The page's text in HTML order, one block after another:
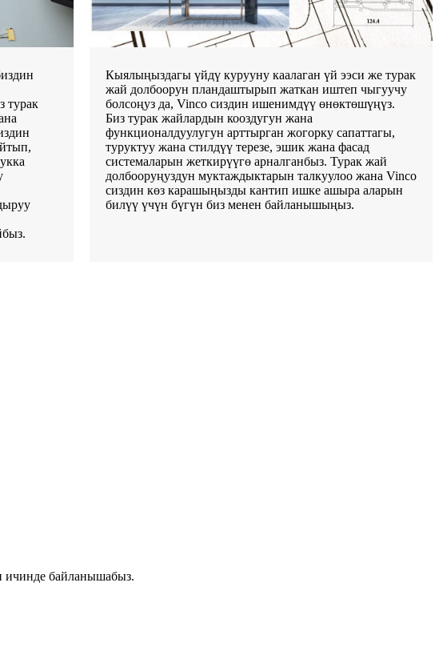
турак
Кыялыңыздагы үйдү курууну каалаган үй ээси же турак
жай долбоорун пландаштырып жаткан иштеп чыгуучу
болсоңуз да, Vinco сиздин ишенимдүү өнөктөшүңүз.
Биз турак жайлардын кооздугун жана
функционалдуулугун арттырган жогорку сапаттагы,
туруктуу жана стилдүү терезе, эшик жана фасад
системаларын жеткирүүгө арналганбыз. Турак жай
долбооруңуздун муктаждыктарын талкуулоо жана Vinco
сиздин көз карашыңызды кантип ишке ашыра аларын
билүү үчүн бүгүн биз менен байланышыңыз.
ичинде байланышабыз.